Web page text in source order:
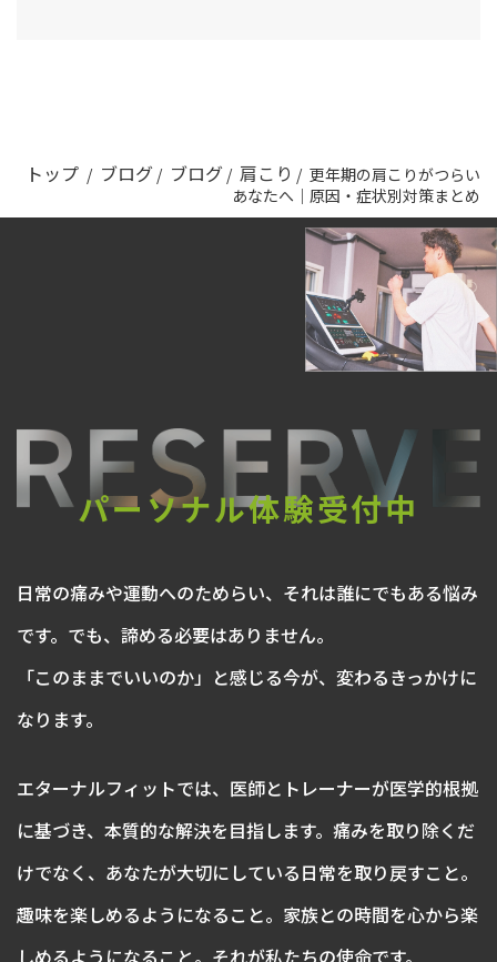
トップ / ブログ / ブログ / 肩こり / 更年期の肩こりがつらい
あなたへ｜原因・症状別対策まとめ
パーソナル体験受付中
日常の痛みや運動へのためらい、それは誰にでもある悩み
です。でも、諦める必要はありません。
「このままでいいのか」と感じる今が、変わるきっかけに
なります。
エターナルフィットでは、医師とトレーナーが医学的根拠
に基づき、本質的な解決を目指します。痛みを取り除くだ
けでなく、あなたが大切にしている日常を取り戻すこと。
趣味を楽しめるようになること。家族との時間を心から楽
しめるようになること。それが私たちの使命です。